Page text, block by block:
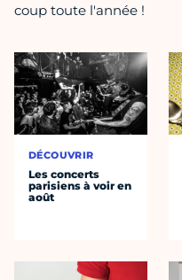
coup toute l'année !
DÉCOUVRIR
Les concerts
parisiens à voir en
août